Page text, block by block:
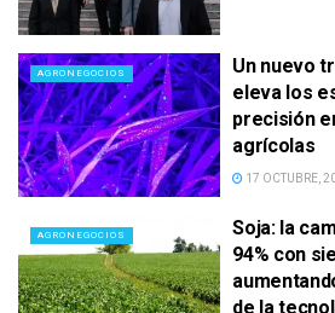
AGRONEGOCIOS
Un nuevo
eleva los
precisión
agrícolas
17 OCTUBRE,
AGRONEGOCIOS
Soja: la
94% con
de la